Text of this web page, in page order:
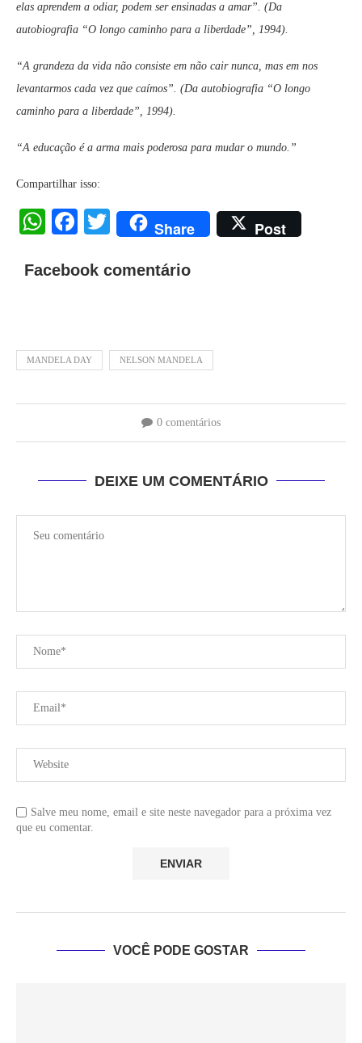
elas aprendem a odiar, podem ser ensinadas a amar”. (Da
autobiografia “O longo caminho para a liberdade”, 1994).
“A grandeza da vida não consiste em não cair nunca, mas em nos
levantarmos cada vez que caímos”. (Da autobiografia “O longo
caminho para a liberdade”, 1994).
“A educação é a arma mais poderosa para mudar o mundo.”
Compartilhar isso:
WhatsApp
Facebook
Twitter
Share Post
Facebook comentário
MANDELA DAY NELSON MANDELA
0 comentários
DEIXE UM COMENTÁRIO
Salve meu nome, email e site neste navegador para a próxima vez
que eu comentar.
VOCÊ PODE GOSTAR